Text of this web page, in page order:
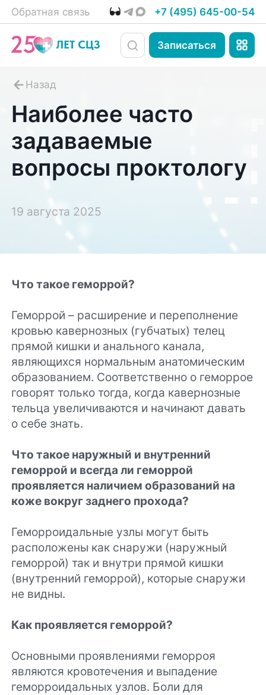
Обратная связь +7 (495) 645-00-54
Записаться
Наиболее часто
задаваемые
вопросы проктологу
19 августа 2025
Что такое геморрой?
Геморрой – расширение и переполнение
кровью кавернозных (губчатых) телец
прямой кишки и анального канала,
являющихся нормальным анатомическим
образованием. Соответственно о геморрое
говорят только тогда, когда кавернозные
тельца увеличиваются и начинают давать
о себе знать.
Что такое наружный и внутренний
геморрой и всегда ли геморрой
проявляется наличием образований на
коже вокруг заднего прохода?
Геморроидальные узлы могут быть
расположены как снаружи (наружный
геморрой) так и внутри прямой кишки
(внутренний геморрой), которые снаружи
не видны.
Как проявляется геморрой?
Основными проявлениями геморроя
являются кровотечения и выпадение
геморроидальных узлов. Боли для